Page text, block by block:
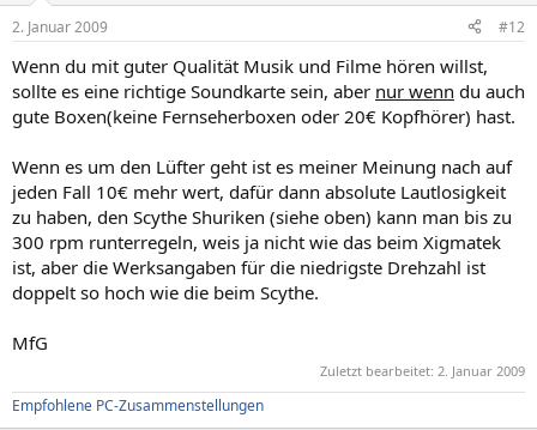
2. Januar 2009 #12
Wenn du mit guter Qualität Musik und Filme hören willst,
sollte es eine richtige Soundkarte sein, aber nur wenn du auch
gute Boxen(keine Fernseherboxen oder 20€ Kopfhörer) hast.
Wenn es um den Lüfter geht ist es meiner Meinung nach auf
jeden Fall 10€ mehr wert, dafür dann absolute Lautlosigkeit
zu haben, den Scythe Shuriken (siehe oben) kann man bis zu
300 rpm runterregeln, weis ja nicht wie das beim Xigmatek
ist, aber die Werksangaben für die niedrigste Drehzahl ist
doppelt so hoch wie die beim Scythe.
MfG
Zuletzt bearbeitet: 2. Januar 2009
Empfohlene PC-Zusammenstellungen